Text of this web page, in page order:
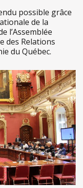
possible grâce
de la
l’Assemblée
des Relations
du Québec.